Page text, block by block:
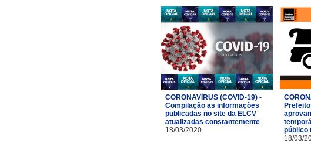
CORONAVÍRUS (COVID-19) -
Compilação as informações
publicadas no site da ELCV
atualizadas constantemente
18/03/2020
público
18/03/